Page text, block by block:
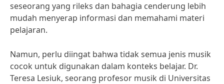
seseorang yang rileks dan bahagia cenderung lebih
mudah menyerap informasi dan memahami materi
pelajaran.
Namun, perlu diingat bahwa tidak semua jenis musik
cocok untuk digunakan dalam konteks belajar. Dr.
Teresa Lesiuk, seorang profesor musik di Universitas